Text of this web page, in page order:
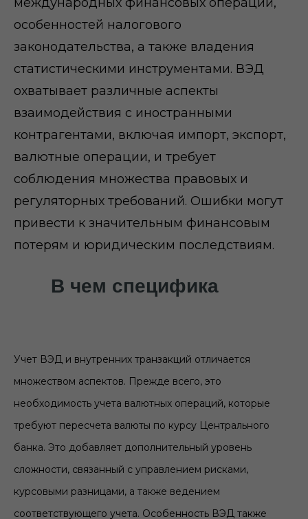
особенностей налогового
законодательства, а также владения
статистическими инструментами. ВЭД
охватывает различные аспекты
взаимодействия с иностранными
контрагентами, включая импорт, экспорт,
валютные операции, и требует
соблюдения множества правовых и
регуляторных требований. Ошибки могут
привести к значительным финансовым
потерям и юридическим последствиям.
В чем специфика
Учет ВЭД и внутренних транзакций отличается
множеством аспектов. Прежде всего, это
необходимость учета валютных операций, которые
требуют пересчета валюты по курсу Центрального
банка. Это добавляет дополнительный уровень
сложности, связанный с управлением рисками,
курсовыми разницами, а также ведением
соответствующего учета. Особенность ВЭД также